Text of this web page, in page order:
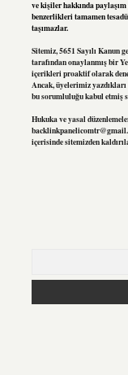
ve kişiler hakkında
benzerlikleri tamamen
taşımazlar.
Sitemiz, 5651 Sayılı
tarafından onaylanmış bir
içerikleri proaktif olarak
Ancak, üyelerimiz
bu sorumluluğu kabul etmiş
Hukuka ve yasal
içerisinde sitemizden